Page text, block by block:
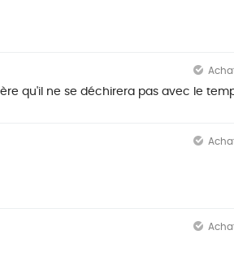
qu'il ne se déchirera pas avec le